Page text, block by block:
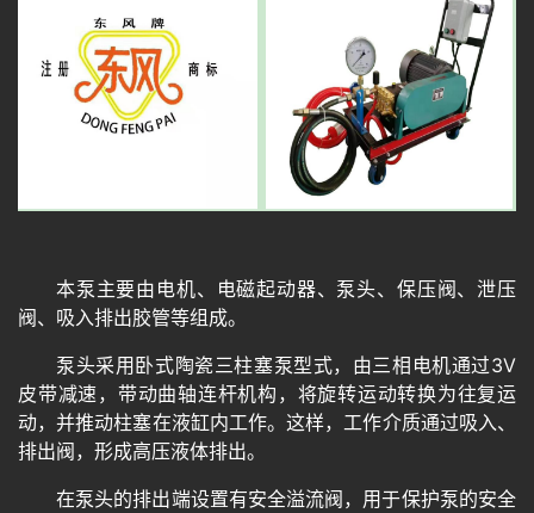
本泵主要由电机、电磁起动器、泵头、保压阀、泄压
阀、吸入排出胶管等组成。
泵头采用卧式陶瓷三柱塞泵型式，由三相电机通过3V
皮带减速，带动曲轴连杆机构，将旋转运动转换为往复运
动，并推动柱塞在液缸内工作。这样，工作介质通过吸入、
排出阀，形成高压液体排出。
在泵头的排出端设置有安全溢流阀，用于保护泵的安全